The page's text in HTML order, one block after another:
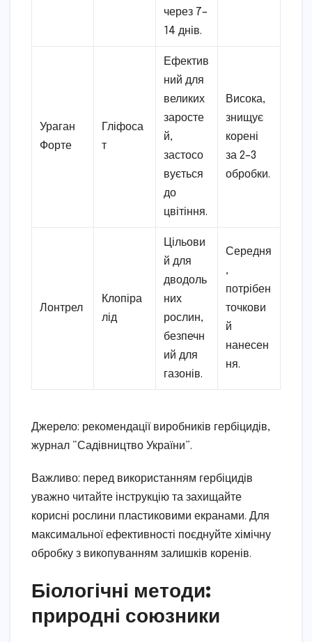
через 7–
14 днів.
Ураган
Форте
Гліфоса
т
Ефектив
ний для
великих
заросте
й,
застосо
вується
до
цвітіння.
Висока,
знищує
корені
за 2–3
обробки.
Лонтрел
Клопіра
лід
Цільови
й для
дводоль
них
рослин,
безпечн
ий для
газонів.
Середня
,
потрібен
точкови
й
нанесен
ня.
Джерело: рекомендації виробників гербіцидів,
журнал “Садівництво України”.
Важливо: перед використанням гербіцидів
уважно читайте інструкцію та захищайте
корисні рослини пластиковими екранами. Для
максимальної ефективності поєднуйте хімічну
обробку з викопуванням залишків коренів.
Біологічні методи:
природні союзники